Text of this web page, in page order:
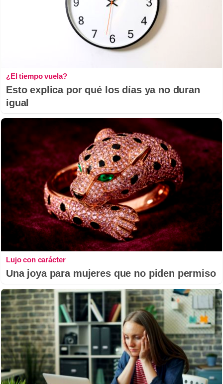
¿El tiempo vuela?
Esto explica por qué los días ya no duran
igual
Lujo con carácter
Una joya para mujeres que no piden permiso